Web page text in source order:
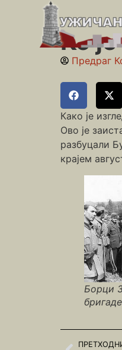
Ко
Предраг
Како је
Ово је
разбуцали
крајем
Борци